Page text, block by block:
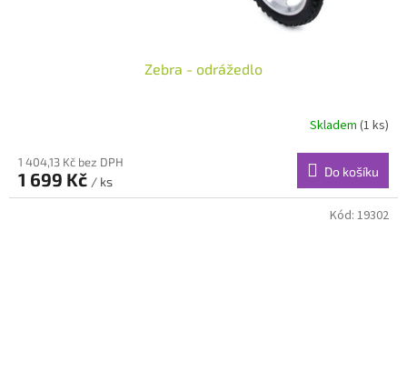
Zebra - odrážedlo
Skladem (1 ks)
1 404,13 Kč bez DPH
1 699 Kč / ks
Do košíku
Kód: 19302